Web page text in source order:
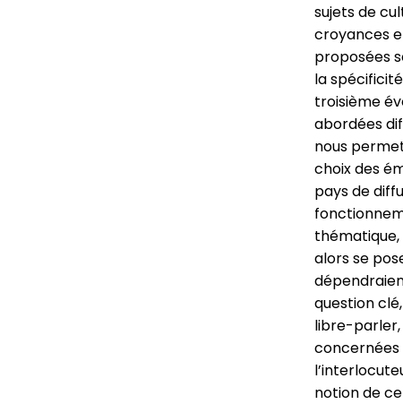
sujets de
croyances
proposées
la
troisième
abordées
nous
choix des
pays de
alors se
question
libre-parler,
concernées
notion de